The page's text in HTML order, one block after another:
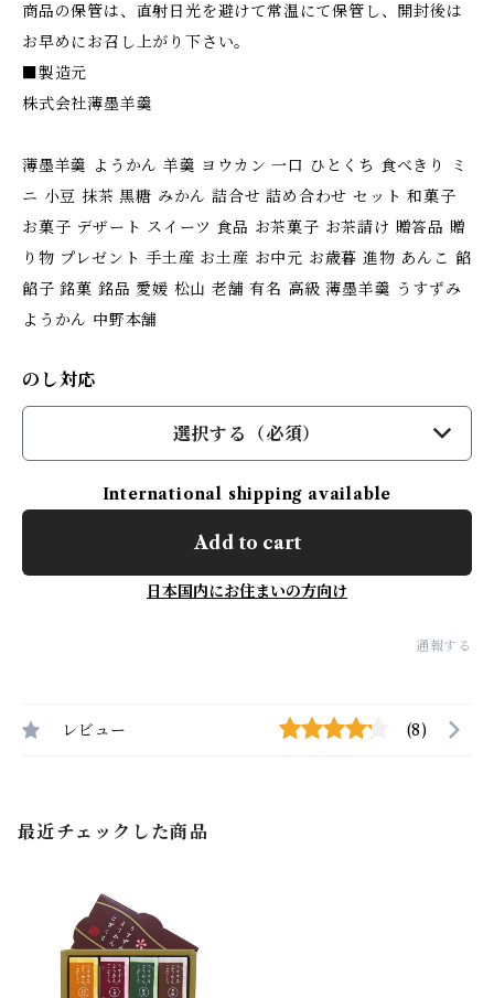
商品の保管は、直射日光を避けて常温にて保管し、開封後は
お早めにお召し上がり下さい。
■製造元
株式会社薄墨羊羹
薄墨羊羹 ようかん 羊羹 ヨウカン 一口 ひとくち 食べきり ミ
ニ 小豆 抹茶 黒糖 みかん 詰合せ 詰め合わせ セット 和菓子
お菓子 デザート スイーツ 食品 お茶菓子 お茶請け 贈答品 贈
り物 プレゼント 手土産 お土産 お中元 お歳暮 進物 あんこ 餡
餡子 銘菓 銘品 愛媛 松山 老舗 有名 高級 薄墨羊羹 うすずみ
ようかん 中野本舗
のし対応
選択する（必須）
International shipping available
Add to cart
日本国内にお住まいの方向け
通報する
レビュー (8)
最近チェックした商品